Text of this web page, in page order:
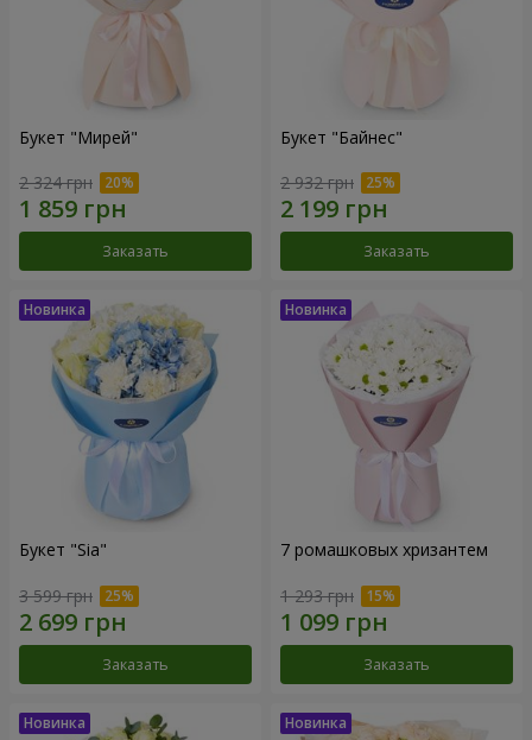
Букет "Мирей"
2 324 грн
Заказать
Букет "Байнес"
2 932 грн
Заказать
Букет "Sia"
3 599 грн
Заказать
7 ромашковых хризантем
1 293 грн
Заказать